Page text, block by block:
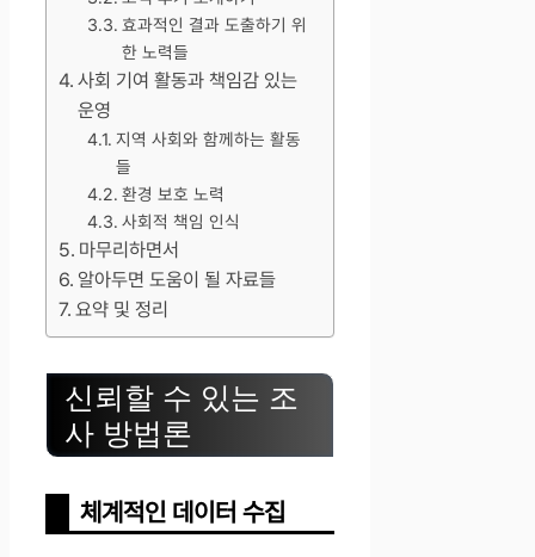
효과적인 결과 도출하기 위
한 노력들
사회 기여 활동과 책임감 있는
운영
지역 사회와 함께하는 활동
들
환경 보호 노력
사회적 책임 인식
마무리하면서
알아두면 도움이 될 자료들
요약 및 정리
신뢰할 수 있는 조
사 방법론
체계적인 데이터 수집